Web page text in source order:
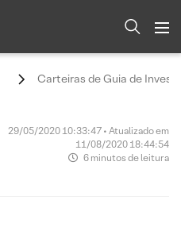
Carteiras de Guia de
29/05/2020 10:33:47 • Atualizado em
11/08/2020 18:44:54
6 minutos de leitura